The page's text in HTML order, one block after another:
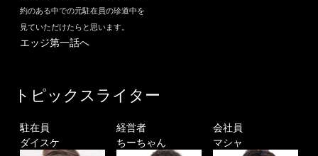
約のある中での元駐在員の珍道中を
見ていただけたらと思います。
エッジ第一話へ
トピックスライター
駐在員
ダイスケ
経営者
ちーちゃん
会社員
マシャ